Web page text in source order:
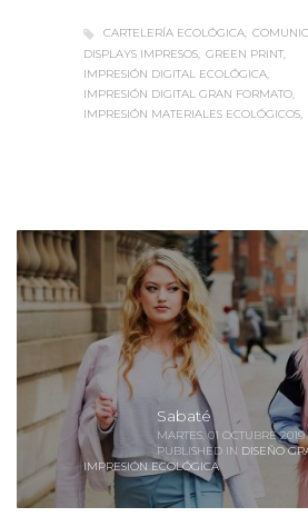
CARTELERÍA ECOLÓGICA
DISPLAYS IMPRESOS GREEN PRINT
IMPRESIÓN DIGITAL ECOLÓGICA
IMPRESIÓN DIGITAL GRAN FORMATO
IMPRESIÓN MATERIALES ECOLÓGICOS
Sabaté
MARTES, 01 OCTUBRE 2019
PUBLISHED IN DISEÑO
IMPRESIÓN ECOLÓGICA